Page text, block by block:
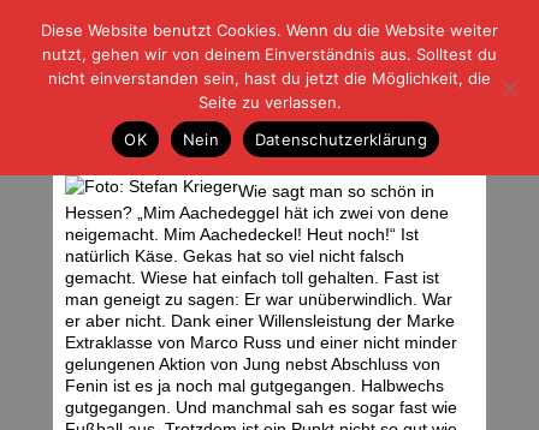
| | |BLOG-GFußball und der Rest
HOME|REGELN|IMPRESSUM |DATENSCHUTZ
Argh, verdammt!
Samstag, 09.04.11 | 00:33 Uhr
Wie sagt man so schön in
Hessen? „Mim Aachedeggel hät ich zwei von dene
neigemacht. Mim Aachedeckel! Heut noch!“ Ist
natürlich Käse. Gekas hat so viel nicht falsch
gemacht. Wiese hat einfach toll gehalten. Fast ist
man geneigt zu sagen: Er war unüberwindlich. War
er aber nicht. Dank einer Willensleistung der Marke
Extraklasse von Marco Russ und einer nicht minder
gelungenen Aktion von Jung nebst Abschluss von
Fenin ist es ja noch mal gutgegangen. Halbwechs
gutgegangen. Und manchmal sah es sogar fast wie
Diese Website benutzt Cookies. Wenn du die Website weiter
nutzt, gehen wir von deinem Einverständnis aus. Solltest du
nicht einverstanden sein, hast du jetzt die Möglichkeit, die
Seite zu verlassen.
OK
Nein Datenschutzerklärung